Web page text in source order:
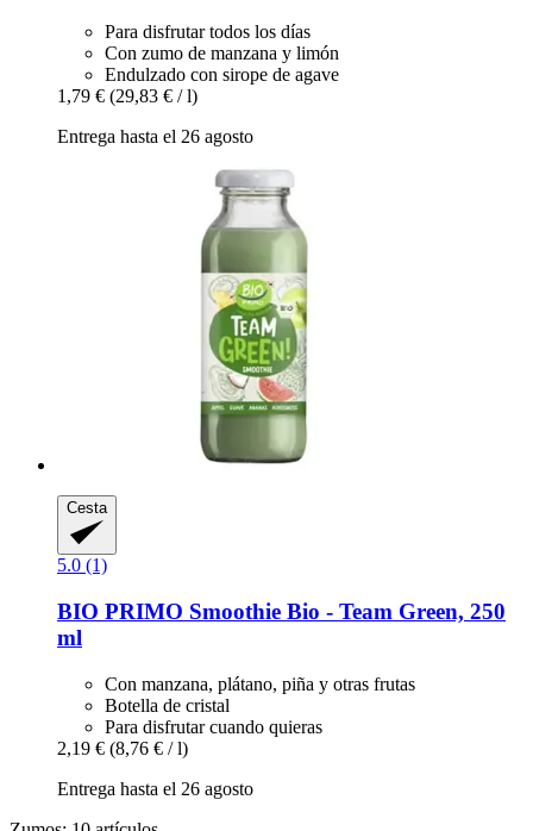
Para disfrutar todos los días
Con zumo de manzana y limón
Endulzado con sirope de agave
1,79 € (29,83 € / l)
Entrega hasta el 26 agosto
Cesta
5.0 (1)
BIO PRIMO Smoothie Bio -​ Team Green, 250
ml
Con manzana, plátano, piña y otras frutas
Botella de cristal
Para disfrutar cuando quieras
2,19 € (8,76 € / l)
Entrega hasta el 26 agosto